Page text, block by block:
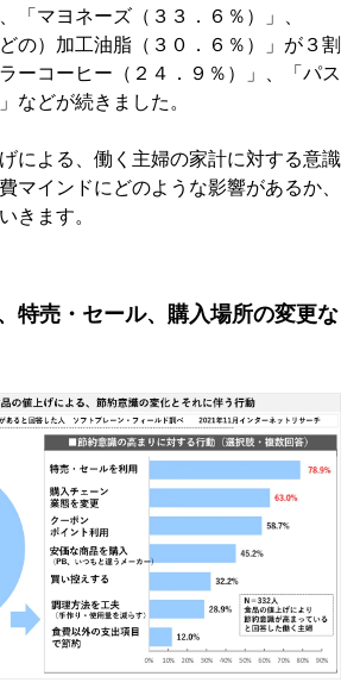
「マヨネーズ（３３．６％）」、
の）加工油脂（３０．６％）」が３割
ーコーヒー（２４．９％）」、「パス
などが続きました。
による、働く主婦の家計に対する意識
マインドにどのような影響があるか、
きます。
特売・セール、購入場所の変更な